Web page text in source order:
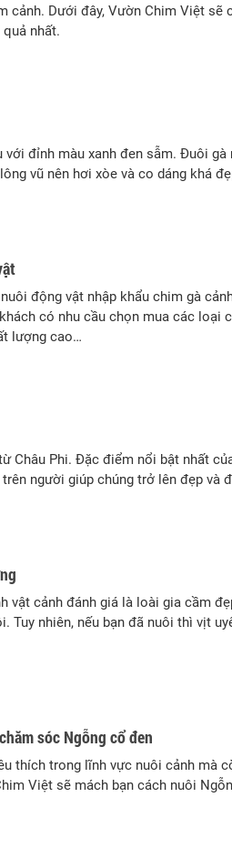
cảnh. Dưới đây, Vườn Chim Việt sẽ
nhất.
với đỉnh màu xanh đen sẫm. Đuôi
vũ nên hơi xòe và co dáng khá
động vật nhập khẩu chim gà
có nhu cầu chọn mua các loại
lượng cao…
Châu Phi. Đặc điểm nổi bật nhất
người giúp chúng trở lên đẹp và
vật cảnh đánh giá là loài gia cầm
Tuy nhiên, nếu bạn đã nuôi thì vịt
sóc Ngỗng cổ đen
thích trong lĩnh vực nuôi cảnh mà
Việt sẽ mách bạn cách nuôi